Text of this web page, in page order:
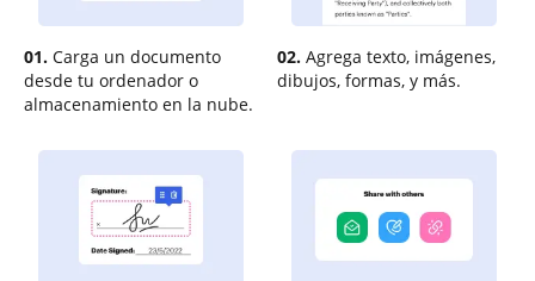
01. Carga un documento
desde tu ordenador o
almacenamiento en la nube.
02. Agrega texto, imágenes,
dibujos, formas, y más.